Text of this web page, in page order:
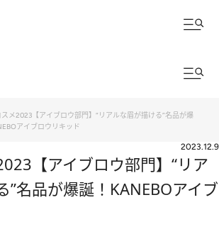
メ2023【アイブロウ部門】“リアルな眉が描ける”名品が爆
アイブロウリキッド
2023.12.9
【アイブロウ部門】“リア
”名品が爆誕！KANEBOアイブ